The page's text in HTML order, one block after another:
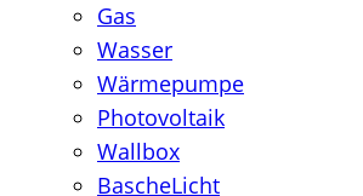
Gas
Wasser
Wärmepumpe
Photovoltaik
Wallbox
BascheLicht